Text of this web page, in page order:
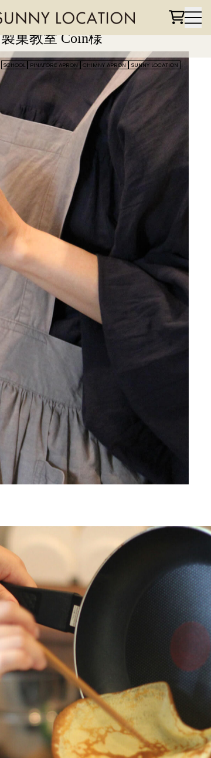
USER GALLERY
製菓教室 Coin様
吉祥寺の静かな住宅街に佇む製菓教室 coin（コワン）
は、日常の中でお菓子作りを楽しむことを大切にした、
やわらかな空気に満ちた場所です。
シンプルでありながら心が弾むお菓子が生まれる教室に
は、甘い香りとともに、つくる人の気持ちを豊かにする
穏やかな時間が流れています。
ひとりで訪れても、友人と参加しても、誰もが肩の力を
抜いて“お菓子をつくる楽しみ”に向き合える、そんなあ
たたかな魅力が広がる空間です。
SCHOOL PINAFORE APRON CHIMNY APRON SUNNY LOCATION